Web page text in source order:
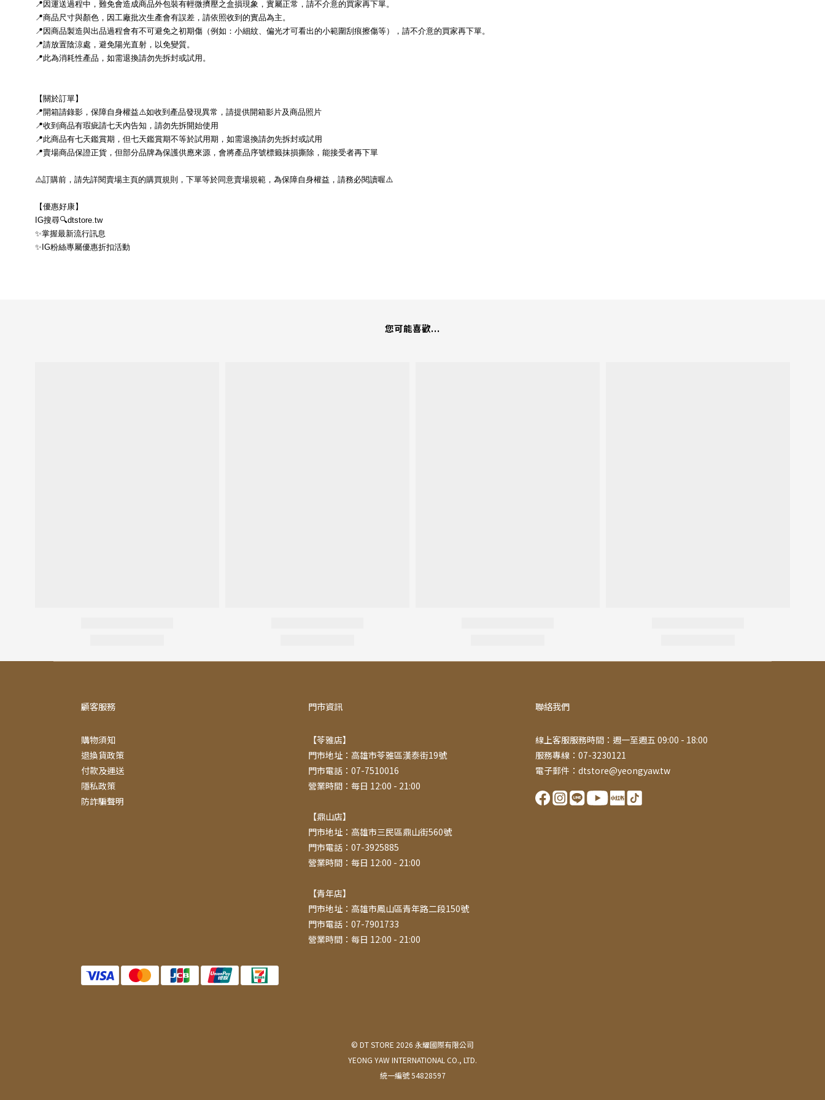
📍因運送過程中，難免會造成商品外包裝有輕微擠壓之盒損現象，實屬正常，請不介意的買家再下單。
📍商品尺寸與顏色，因工廠批次生產會有誤差，請依照收到的實品為主。
📍因商品製造與出品過程會有不可避免之初期傷（例如：小細紋、偏光才可看出的小範圍刮痕擦傷等），請不介意的買家再下單。
📍請放置陰涼處，避免陽光直射，以免變質。
📍此為消耗性產品，如需退換請勿先拆封或試用。
【關於訂單】
📍開箱請錄影，保障自身權益⚠️如收到產品發現異常，請提供開箱影片及商品照片
📍收到商品有瑕疵請七天內告知，請勿先拆開始使用
📍此商品有七天鑑賞期，但七天鑑賞期不等於試用期，如需退換請勿先拆封或試用
📍賣場商品保證正貨，但部分品牌為保護供應來源，會將產品序號標籤抹損撕除，能接受者再下單
⚠️訂購前，請先詳閱賣場主頁的購買規則，下單等於同意賣場規範，為保障自身權益，請務必閱讀喔⚠️
【優惠好康】
IG搜尋🔍dtstore.tw
✨掌握最新流行訊息
✨IG粉絲專屬優惠折扣活動
您可能喜歡...
顧客服務
購物須知
退換貨政策
付款及運送
隱私政策
防詐騙聲明
門市資訊
【苓雅店】
門市地址：高雄市苓雅區漢泰街19號
門市電話：07-7510016
營業時間：每日 12:00 - 21:00
【鼎山店】
門市地址：高雄市三民區鼎山街560號
門市電話：07-3925885
營業時間：每日 12:00 - 21:00
【青年店】
門市地址：高雄市鳳山區青年路二段150號
門市電話：07-7901733
營業時間：每日 12:00 - 21:00
聯絡我們
線上客服服務時間：週一至週五 09:00 - 18:00
服務專線：07-3230121
電子郵件：dtstore@yeongyaw.tw
© DT STORE 2026 永耀國際有限公司
YEONG YAW INTERNATIONAL CO., LTD.
統一編號 54828597